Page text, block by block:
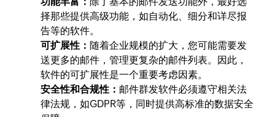
择那些提供高级功能，如自动化、细分和详尽报
告等的软件。
可扩展性：随着企业规模的扩大，您可能需要发
送更多的邮件，管理更复杂的邮件列表。因此，
软件的可扩展性是一个重要考虑因素。
安全性和合规性： 邮件群发软件必须遵守相关法
律法规，如GDPR等，同时提供高标准的数据安全